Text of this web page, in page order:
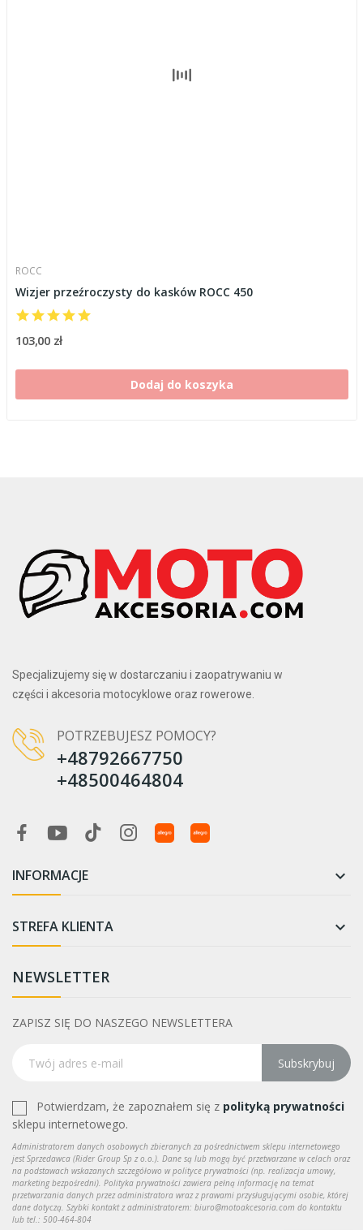
ROCC
Wizjer przeźroczysty do kasków ROCC 450
103,00 zł
Dodaj do koszyka
Specjalizujemy się w dostarczaniu i zaopatrywaniu w
części i akcesoria motocyklowe oraz rowerowe.
POTRZEBUJESZ POMOCY?
+48792667750
+48500464804
INFORMACJE 
STREFA KLIENTA 
NEWSLETTER
ZAPISZ SIĘ DO NASZEGO NEWSLETTERA
Subskrybuj
Potwierdzam, że zapoznałem się z polityką prywatności
sklepu internetowego.
Administratorem danych osobowych zbieranych za pośrednictwem sklepu internetowego
jest Sprzedawca (Rider Group Sp z o.o.). Dane są lub mogą być przetwarzane w celach oraz
na podstawach wskazanych szczegółowo w polityce prywatności (np. realizacja umowy,
marketing bezpośredni). Polityka prywatności zawiera pełną informację na temat
przetwarzania danych przez administratora wraz z prawami przysługującymi osobie, której
dane dotyczą. Szybki kontakt z administratorem: biuro@motoakcesoria.com do kontaktu
lub tel.: 500-464-804